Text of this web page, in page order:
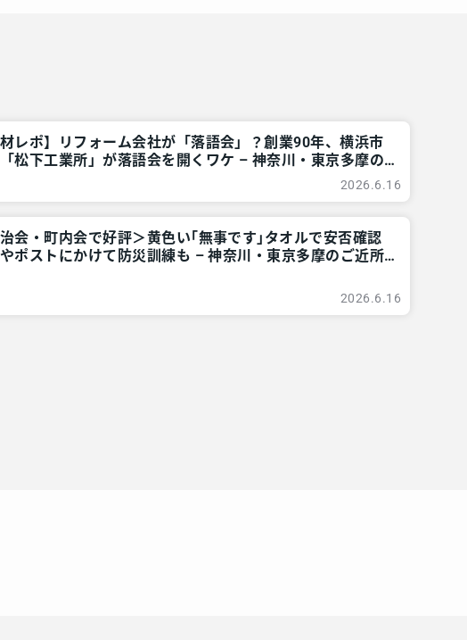
材レポ】リフォーム会社が「落語会」？創業90年、横浜市
松下工業所」が落語会を開くワケ – 神奈川・東京多摩の
情報 – レアリア
2026.6.16
会・町内会で好評＞黄色い｢無事です｣タオルで安否確認
ポストにかけて防災訓練も – 神奈川・東京多摩のご近所
2026.6.16